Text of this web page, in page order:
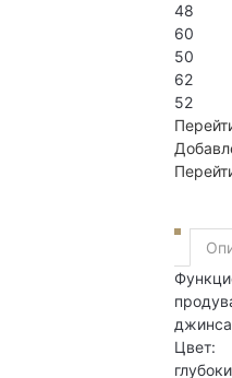
48
60
50
62
52
Цвет: